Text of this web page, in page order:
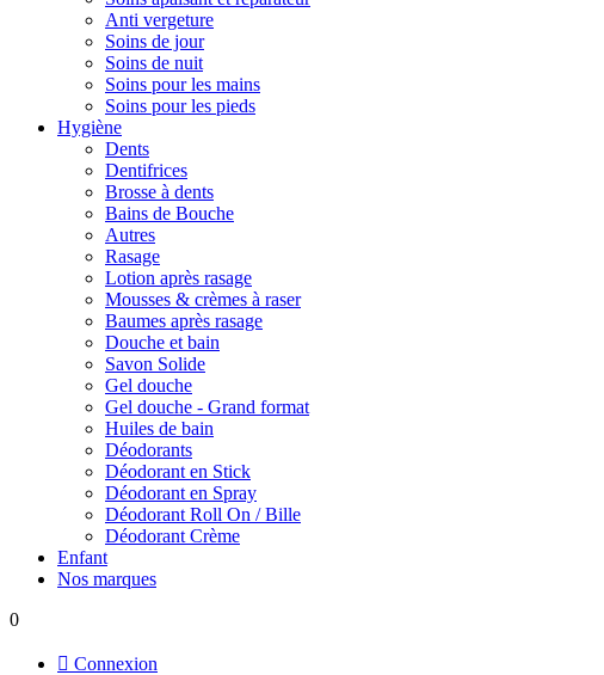
Anti vergeture
Soins de jour
Soins de nuit
Soins pour les mains
Soins pour les pieds
Hygiène
Dents
Dentifrices
Brosse à dents
Bains de Bouche
Autres
Rasage
Lotion après rasage
Mousses & crèmes à raser
Baumes après rasage
Douche et bain
Savon Solide
Gel douche
Gel douche - Grand format
Huiles de bain
Déodorants
Déodorant en Stick
Déodorant en Spray
Déodorant Roll On / Bille
Déodorant Crème
Enfant
Nos marques
0
 Connexion